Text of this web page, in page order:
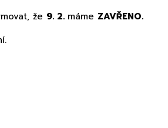
že 9. 2. máme ZAVŘENO.